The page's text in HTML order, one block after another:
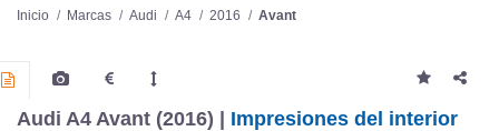
Inicio Marcas Audi A4 2016 Avant
Audi A4 Avant (2016) | Impresiones del interior